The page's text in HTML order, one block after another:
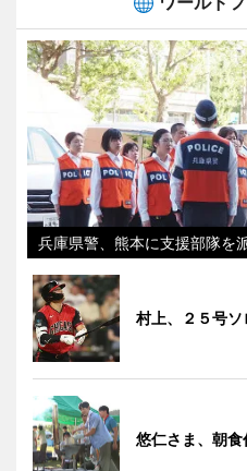
兵庫県警、熊本に支援部隊を
村上、２５号
悠仁さま、朝